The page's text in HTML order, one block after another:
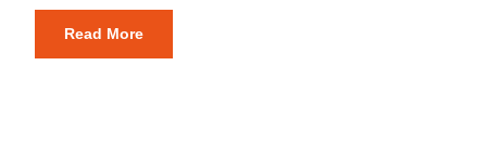
Read More